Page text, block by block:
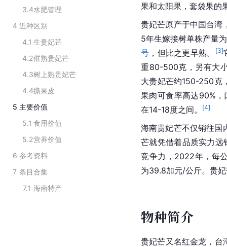
3.4水肥管理
4 近种区别
4.1 生贵妃芒
4.2催熟贵妃芒
4.3树上熟贵妃芒
4.4撕果皮
5 主要价值
5.1 食用价值
5.2营养价值
6 参考资料
7 条目合集
7.1 海南特产
果和太阳果，套袋果的
贵妃芒原产于中国台湾
5年生嫁接树单株产量
号 ，但比之更早熟。 [3]
重80-500克，另有大
大贵妃芒约150-250克
果肉可食率高达90%，
在14-18度之间。
[4]
海南贵妃芒不仅销往国
芒就凭借着品质实力
竞争力，2022年，每
为39.8加元/公斤。贵
物种简介
贵妃芒又名红金龙，台